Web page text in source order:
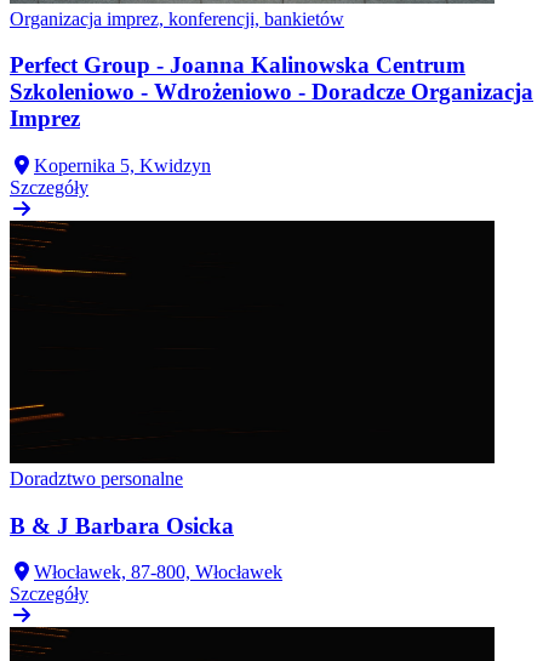
Organizacja imprez, konferencji, bankietów
Perfect Group - Joanna Kalinowska Centrum
Szkoleniowo - Wdrożeniowo - Doradcze Organizacja
Imprez
Kopernika 5, Kwidzyn
Szczegóły
Doradztwo personalne
B & J Barbara Osicka
Włocławek, 87-800, Włocławek
Szczegóły